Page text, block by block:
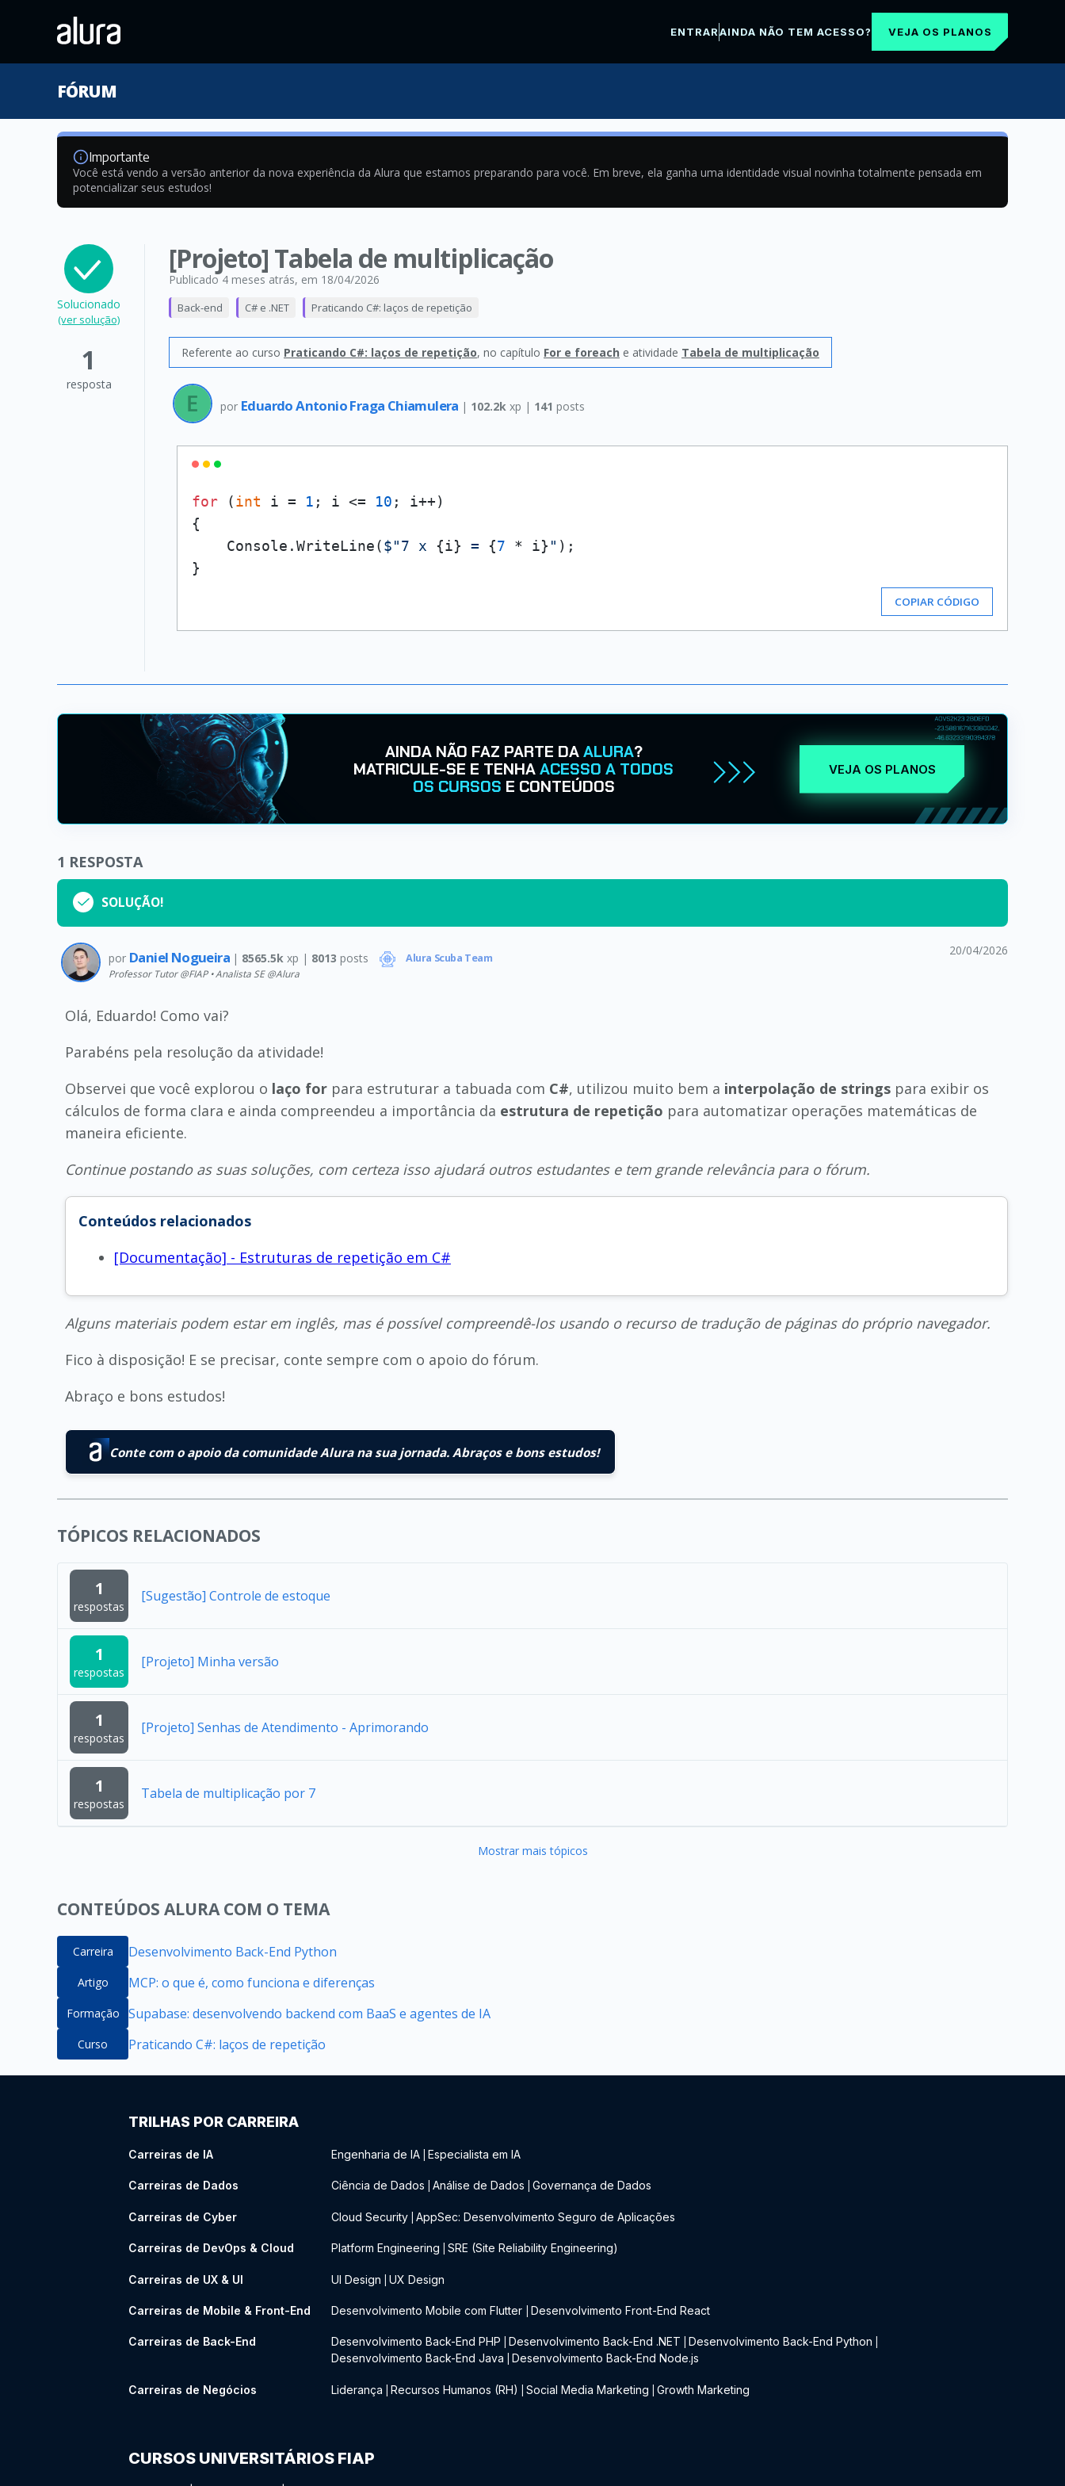
ENTRARAINDA NÃO TEM ACESSO? VEJA OS PLANOS
FÓRUM
Importante
Você está vendo a versão anterior da nova experiência da Alura que estamos preparando para você. Em breve, ela ganha uma identidade visual novinha totalmente pensada em
potencializar seus estudos!
Solucionado
(ver solução)
1
resposta
[Projeto] Tabela de multiplicação
Publicado 4 meses atrás, em 18/04/2026
Back-end C# e .NET Praticando C#: laços de repetição
Referente ao curso Praticando C#: laços de repetição, no capítulo For e foreach e atividade Tabela de multiplicação
por Eduardo Antonio Fraga Chiamulera | 102.2k xp | 141 posts
for (int i = 1 ; i <= 10 ; i++)
{
    Console.WriteLine(
$"7 x {i} = {7 * i} " );
COPIAR CÓDIGO
AINDA NÃO FAZ PARTE DAALURA?
MATRICULE-SE E TENHAACESSO A TODOS
OS CURSOS E CONTEÚDOS
VEJA OS PLANOS
1 RESPOSTA
SOLUÇÃO!
por Daniel Nogueira | 8565.5k xp | 8013 posts Alura Scuba Team
Professor Tutor @FIAP • Analista SE @Alura
20/04/2026
Olá, Eduardo! Como vai?
Parabéns pela resolução da atividade!
Observei que você explorou o laço for para estruturar a tabuada com C#, utilizou muito bem a interpolação de strings para exibir os
cálculos de forma clara e ainda compreendeu a importância da estrutura de repetição para automatizar operações matemáticas de
maneira eficiente.
Continue postando as suas soluções, com certeza isso ajudará outros estudantes e tem grande relevância para o fórum.
Conteúdos relacionados
[Documentação] - Estruturas de repetição em C#
Alguns materiais podem estar em inglês, mas é possível compreendê-los usando o recurso de tradução de páginas do próprio navegador.
Fico à disposição! E se precisar, conte sempre com o apoio do fórum.
Abraço e bons estudos!
Conte com o apoio da comunidade Alura na sua jornada. Abraços e bons estudos!
TÓPICOS RELACIONADOS
1
respostas
[Sugestão] Controle de estoque
1
respostas
[Projeto] Minha versão
1
respostas
[Projeto] Senhas de Atendimento - Aprimorando
1
respostas
Tabela de multiplicação por 7
Mostrar mais tópicos
CONTEÚDOS ALURA COM O TEMA
Carreira Desenvolvimento Back-End Python
Artigo MCP: o que é, como funciona e diferenças
Formação Supabase: desenvolvendo backend com BaaS e agentes de IA
Curso Praticando C#: laços de repetição
TRILHAS POR CARREIRA
Carreiras de IA Engenharia de IA Especialista em IA
Carreiras de Dados Ciência de Dados Análise de Dados Governança de Dados
Carreiras de Cyber Cloud Security AppSec: Desenvolvimento Seguro de Aplicações
Carreiras de DevOps & Cloud Platform Engineering SRE (Site Reliability Engineering)
Carreiras de UX & UI UI Design UX Design
Carreiras de Mobile & Front-End Desenvolvimento Mobile com Flutter Desenvolvimento Front-End React
Carreiras de Back-End Desenvolvimento Back-End PHP Desenvolvimento Back-End .NET Desenvolvimento Back-End Python
Desenvolvimento Back-End Java Desenvolvimento Back-End Node.js
Carreiras de Negócios Liderança Recursos Humanos (RH) Social Media Marketing Growth Marketing
CURSOS UNIVERSITÁRIOS FIAP